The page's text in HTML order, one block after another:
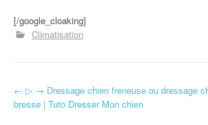
[/google_cloaking]
Climatisation
Navigation d'article
← ▷ → Dressage chien freneuse ou dressage
bresse | Tuto Dresser Mon chien